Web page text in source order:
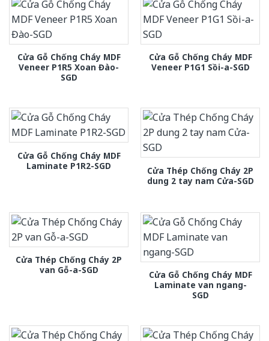
Cửa Gỗ Chống Cháy MDF
Veneer P1R5 Xoan Đào-
SGD
Cửa Gỗ Chống Cháy MDF
Veneer P1G1 Sồi-a-SGD
Cửa Gỗ Chống Cháy MDF
Laminate P1R2-SGD
Cửa Thép Chống Cháy 2P
dung 2 tay nam Cửa-SGD
Cửa Thép Chống Cháy 2P
van Gỗ-a-SGD
Cửa Gỗ Chống Cháy MDF
Laminate van ngang-
SGD